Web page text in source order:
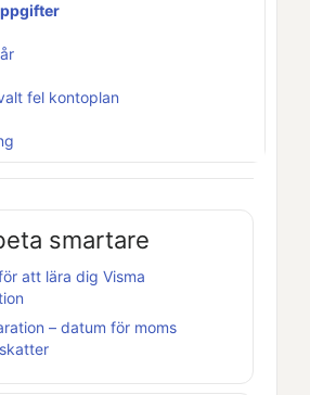
fel kontoplan
smartare
att lära dig Visma
– datum för moms